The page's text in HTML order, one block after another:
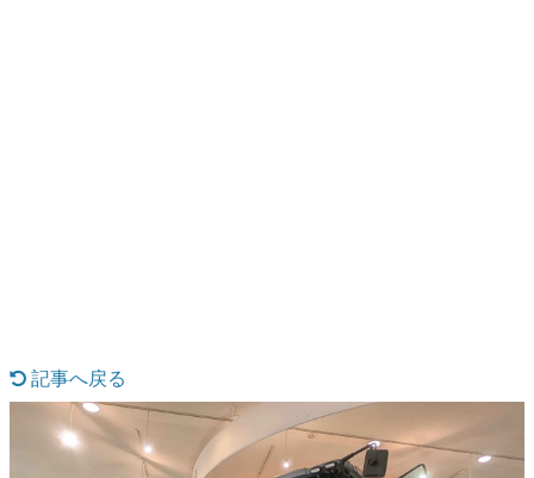
なんでゲームは面白い？
ゲーム開発者・hamatsu氏がゲームの魅力を画面や操作の
具体的な形から解き明かしていく、硬派で骨太な評論連載
です。
記事へ戻る